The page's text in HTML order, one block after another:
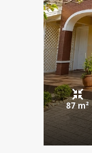
87 m²